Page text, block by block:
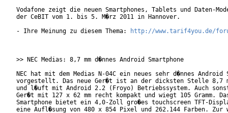
Vodafone zeigt die neuen Smartphones, Tablets und Daten-
der CeBIT vom 1. bis 5. M�rz 2011 in Hannover.
- Ihre Meinung zu diesem Thema:
http://www.tarif4you.de/
>> NEC Medias: 8,7 mm d�nnes Android Smartphone
NEC hat mit dem Medias N-04C ein neues sehr d�nnes Android
vorgestellt. Das neue Ger�t ist an der dicksten Stelle 8,7
und l�uft mit Android 2.2 (Froyo) Betriebssystem. Auch
Ger�t mit 127 x 62 mm recht kompakt und wiegt 105 Gramm.
Smartphone bietet ein 4,0-Zoll gro�es touchscreen TFT-
eine Aufl�sung von 480 x 854 Pixel und 262.144 Farben. Zur